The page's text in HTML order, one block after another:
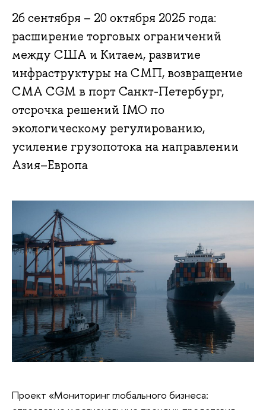
26 сентября – 20 октября 2025 года:
расширение торговых ограничений
между США и Китаем, развитие
инфраструктуры на СМП, возвращение
CMA CGM в порт Санкт-Петербург,
отсрочка решений IMO по
экологическому регулированию,
усиление грузопотока на направлении
Азия–Европа
Проект «Мониторинг глобального бизнеса: